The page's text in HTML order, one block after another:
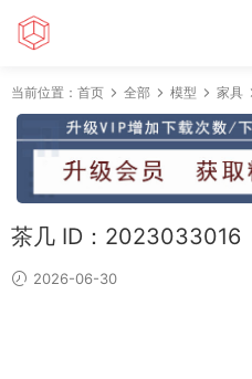
当前位置： 首页 全部 模型 家具
茶几 ID：2023033016
2026-06-30